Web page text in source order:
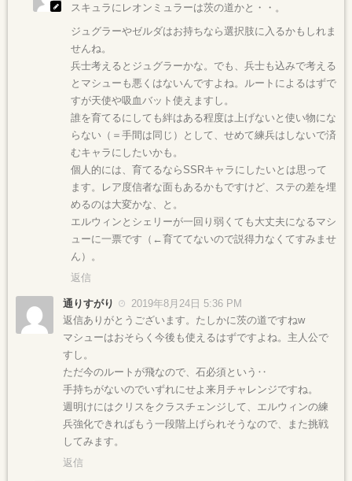
スキュラにレオンミュラーは茨の道かと・・。
ジュグラーやゼルダはお持ちなら選択肢に入るかもしれま
せんね。
兵士考えるとジュグラーかな。でも、兵士も込みで考える
とマシューも悪くはないんですよね。ルートによるはずで
すが天使や吸血バット使えますし。
誰を育てるにしても絆はある程度は上げないと使い物にな
らない（＝手間は同じ）として、せめて練兵はしないで済
むキャラにしたいかも。
個人的には、育てるならSSRキャラにしたいとは思って
ます。レア度信者な面もあるかもですけど、ステの差を埋
めるのは大変かな、と。
エルウィンとシェリーが一回り弱くても大丈夫になるマシ
ューに一票です（←育ててないので説得力なくてすみませ
ん）。
返信
通りすがり
2019年8月24日 5:36 PM
返信ありがとうございます。たしかに茨の道ですねw
マシューはおそらく今後も使えるはずですよね。主人公で
すし。
ただ今のルートが飛なので、石必須という‥
手持ちがないのでいずれにせよ来月チャレンジですね。
週明けにはクリスをクラスチェンジして、エルウィンの練
兵強化できればもう一段階上げられそうなので、また挑戦
してみます。
返信